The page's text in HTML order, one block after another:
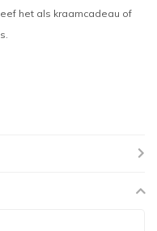
het als kraamcadeau of